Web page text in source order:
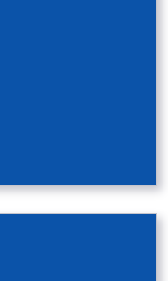
Verwaltung